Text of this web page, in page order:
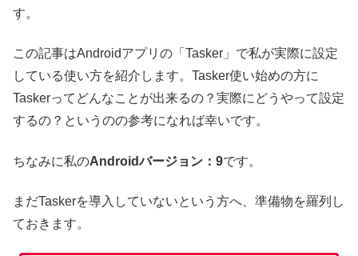
す。
この記事はAndroidアプリの「Tasker」で私が実際に設定
している使い方を紹介します。Tasker使い始めの方に
Taskerってどんなことが出来るの？実際にどうやって設定
するの？というのの参考になれば幸いです。
ちなみに私のAndroidバージョン：9です。
まだTaskerを導入していないという方へ、準備物を羅列し
ておきます。